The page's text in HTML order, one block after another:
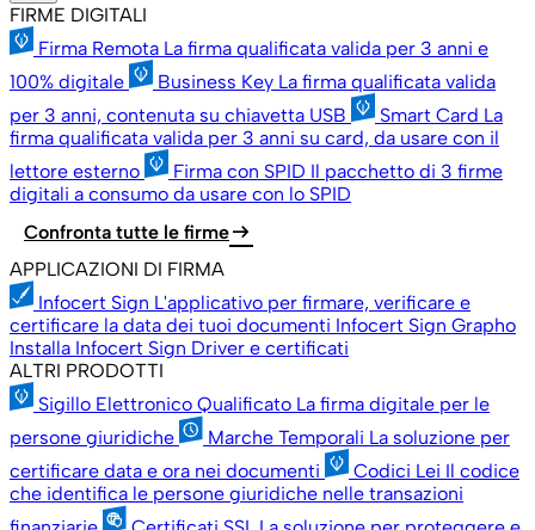
FIRME DIGITALI
Firma Remota La firma qualificata valida per 3 anni e
100% digitale
Business Key La firma qualificata valida
per 3 anni, contenuta su chiavetta USB
Smart Card La
firma qualificata valida per 3 anni su card, da usare con il
lettore esterno
Firma con SPID Il pacchetto di 3 firme
digitali a consumo da usare con lo SPID
Confronta tutte le firmearrow_right_alt
APPLICAZIONI DI FIRMA
Infocert Sign L'applicativo per firmare, verificare e
certificare la data dei tuoi documenti Infocert Sign Grapho
Installa Infocert Sign Driver e certificati
ALTRI PRODOTTI
Sigillo Elettronico Qualificato La firma digitale per le
persone giuridiche
Marche Temporali La soluzione per
certificare data e ora nei documenti
Codici Lei Il codice
che identifica le persone giuridiche nelle transazioni